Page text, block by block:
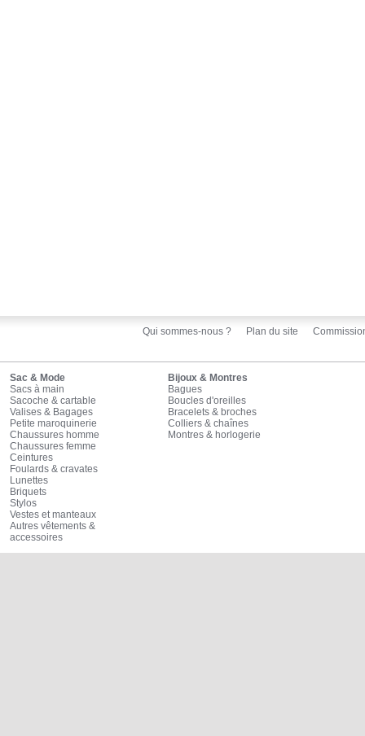
Qui sommes-nous ? Plan du site
Sac & Mode
Sacs à main
Sacoche & cartable
Valises & Bagages
Petite maroquinerie
Chaussures homme
Chaussures femme
Ceintures
Foulards & cravates
Lunettes
Briquets
Stylos
Vestes et manteaux
Autres vêtements &
accessoires
Bijoux & Montres
Bagues
Boucles d'oreilles
Bracelets & broches
Colliers & chaînes
Montres & horlogerie